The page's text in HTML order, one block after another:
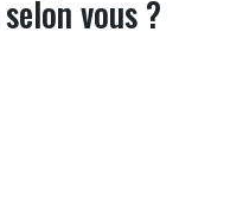
vous ?